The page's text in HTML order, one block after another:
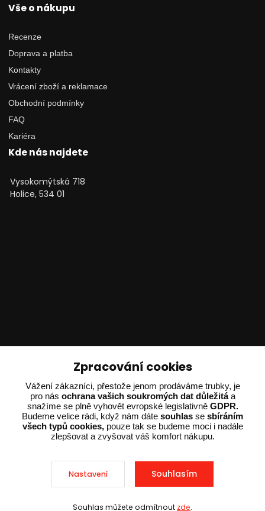
Vše o nákupu
Recenze
Doprava a platba
Kontakty
Vrácení zboží a reklamace
Obchodní podmínky
FAQ
Kariéra
Kde nás najdete
Vysokomýtská 718
Holice, 534 01
Ing. Adam Dvořák
+420 602 234 254
(Po-Pá 8:00 - 15:00)
potrebujiporadit@dvorak-karlik.cz
2025 © Dvorak-Karlik.cz – Všechna práva vyhrazena. Design od
Zpracování cookies
Vážení zákazníci, přestože jenom prodáváme trubky, je
pro nás ochrana vašich soukromých dat důležitáa
snažíme se plně vyhovět evropské legislativně GDPR.
Budeme velice rádi, když nám dáte souhlas se sbíráním
všech typů cookies,pouze tak se budeme moci i nadále
zlepšovat a zvyšovat váš komfort nákupu.
Nastavení Souhlasím
Souhlas můžete odmítnout zde.